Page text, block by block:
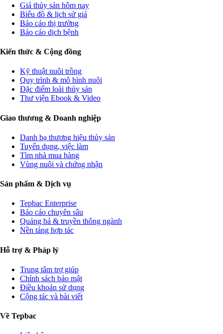
Giá thủy sản hôm nay
Biểu đồ & lịch sử giá
Báo cáo thị trường
Báo cáo dịch bệnh
Kiến thức & Cộng đồng
Kỹ thuật nuôi trồng
Quy trình & mô hình nuôi
Đặc điểm loài thủy sản
Thư viện Ebook & Video
Giao thương & Doanh nghiệp
Danh bạ thương hiệu thủy sản
Tuyển dụng, việc làm
Tìm nhà mua hàng
Vùng nuôi và chứng nhận
Sản phẩm & Dịch vụ
Tepbac Enterprise
Báo cáo chuyên sâu
Quảng bá & truyền thông ngành
Nền tảng hợp tác
Hỗ trợ & Pháp lý
Trung tâm trợ giúp
Chính sách bảo mật
Điều khoản sử dụng
Cộng tác và bài viết
Về Tepbac